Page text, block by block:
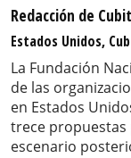
Redacción de
Estados Unidos,
La Fundación
de las
en Estados
trece propuestas
escenario